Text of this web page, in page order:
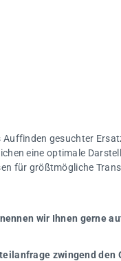
gesuchter
eine optimale
für größtmögliche
wir Ihnen gerne
zwingend